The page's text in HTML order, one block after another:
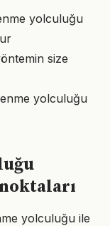
yolculuğu
size
yolculuğu
yolculuğu ile